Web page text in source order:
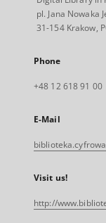
pl. Jana Nowaka
31-154 Krakow,
Phone
+48 12 618 91 00
E-Mail
Visit us!
http://